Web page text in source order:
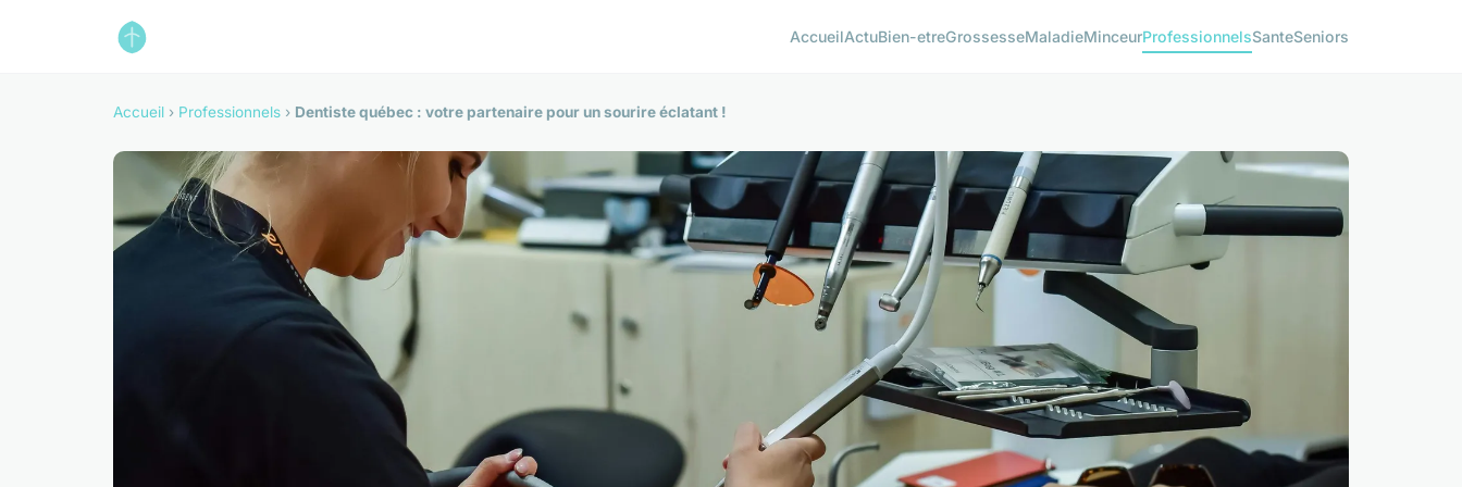
AccueilActuBien-etreGrossesseMaladieMinceurProfessionnelsSanteSeniors
Accueil › Professionnels › Dentiste québec : votre partenaire pour un sourire éclatant !